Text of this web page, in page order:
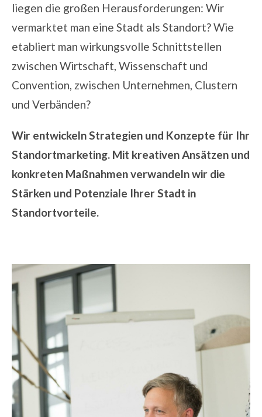
liegen die großen Herausforderungen: Wir
vermarktet man eine Stadt als Standort? Wie
etabliert man wirkungsvolle Schnittstellen
zwischen Wirtschaft, Wissenschaft und
Convention, zwischen Unternehmen, Clustern
und Verbänden?
Wir entwickeln Strategien und Konzepte für Ihr
Standortmarketing. Mit kreativen Ansätzen und
konkreten Maßnahmen verwandeln wir die
Stärken und Potenziale Ihrer Stadt in
Standortvorteile.